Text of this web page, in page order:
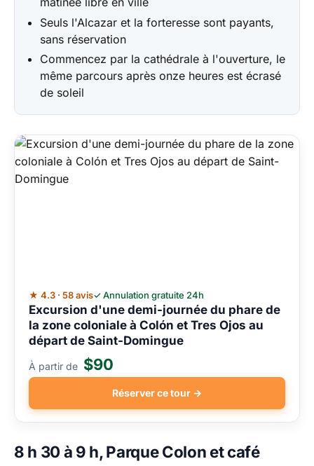
Seuls l'Alcazar et la forteresse sont payants,
sans réservation
Commencez par la cathédrale à l'ouverture, le
même parcours après onze heures est écrasé
de soleil
★ 4.3 · 58 avis✓ Annulation gratuite 24h
Excursion d'une demi-journée du phare de
la zone coloniale à Colón et Tres Ojos au
départ de Saint-Domingue
À partir de $90
Réserver ce tour →
8 h 30 à 9 h, Parque Colon et café